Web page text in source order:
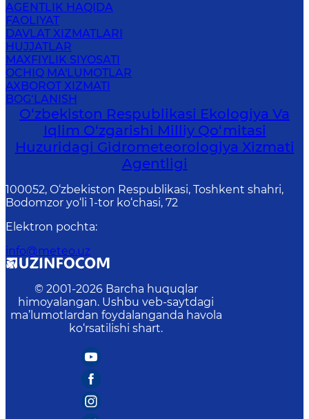
AGENTLIK HAQIDA
FAOLIYAT
DAVLAT XIZMATLARI
HUJJATLAR
MAXFIYLIK SIYOSATI
OCHIQ MA'LUMOTLAR
AXBOROT XIZMATI
BOG‘LANISH
O‘zbekiston Respublikasi Ekologiya Va
Iqlim O‘zgarishi Milliy Qo‘mitasi
Huzuridagi Gidrometeorologiya Xizmati
Agentligi
100052, O‘zbekiston Respublikasi, Toshkent shahri,
Bodomzor yo‘li 1-tor ko‘chasi, 72
Elektron pochta:
info@meteo.uz
© 2001-2026 Barcha huquqlar
himoyalangan. Ushbu veb-saytdagi
ma’lumotlardan foydalanganda havola
ko‘rsatilishi shart.